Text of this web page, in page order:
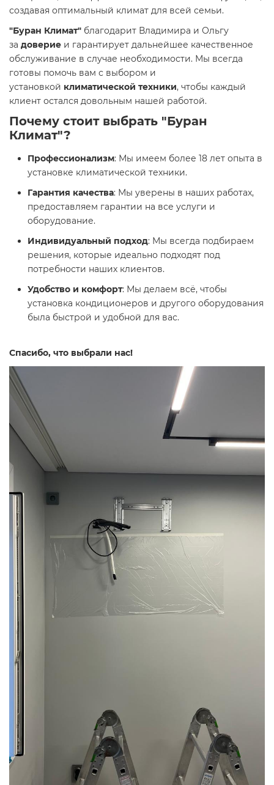
создавая оптимальный климат для всей семьи.
"Буран Климат" благодарит Владимира и Ольгу
за доверие и гарантирует дальнейшее качественное
обслуживание в случае необходимости. Мы всегда
готовы помочь вам с выбором и
установкой климатической техники, чтобы каждый
клиент остался довольным нашей работой.
Почему стоит выбрать "Буран
Климат"?
Профессионализм: Мы имеем более 18 лет опыта в
установке климатической техники.
Гарантия качества: Мы уверены в наших работах,
предоставляем гарантии на все услуги и
оборудование.
Индивидуальный подход: Мы всегда подбираем
решения, которые идеально подходят под
потребности наших клиентов.
Удобство и комфорт: Мы делаем всё, чтобы
установка кондиционеров и другого оборудования
была быстрой и удобной для вас.
Спасибо, что выбрали нас!